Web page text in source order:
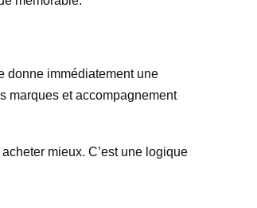
donne immédiatement une
marques et accompagnement
mieux. C’est une logique